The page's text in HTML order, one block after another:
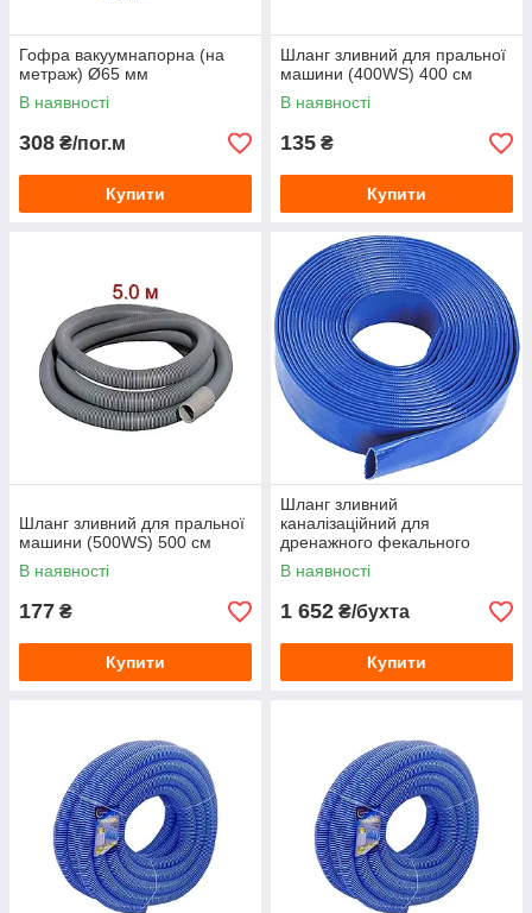
Гофра вакуумнапорна (на
метраж) Ø65 мм
В наявності
308 ₴/пог.м
Купити
Шланг зливний для пральної
машини (400WS) 400 см
В наявності
135 ₴
Купити
Шланг зливний для пральної
машини (500WS) 500 см
В наявності
177 ₴
Купити
Шланг зливний
каналізаційний для
дренажного фекального
насоса (50 м) Ø50 мм
В наявності
1 652 ₴/бухта
Купити